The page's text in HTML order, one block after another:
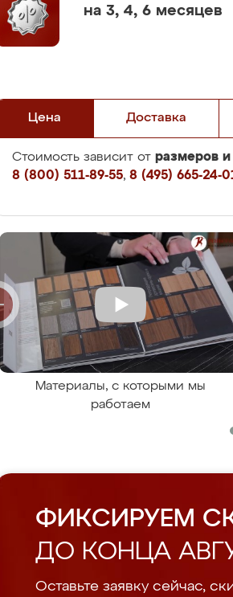
на 3, 4, 6 месяцев
Цена Доставка
Стоимость зависит от размеров
8 (800) 511-89-55, 8 (495) 665-24-
Материалы, с которыми мы
работаем
ФИКСИРУЕМ
ДО КОНЦА
Оставьте заявку сейчас,